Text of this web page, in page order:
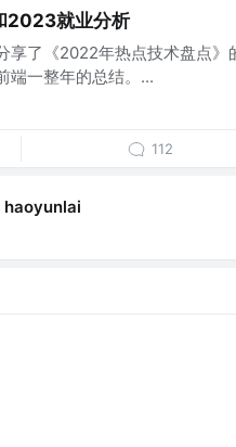
2023就业分析
享了《2022年热点技术盘点》
端一整年的总结。...
112
haoyunlai